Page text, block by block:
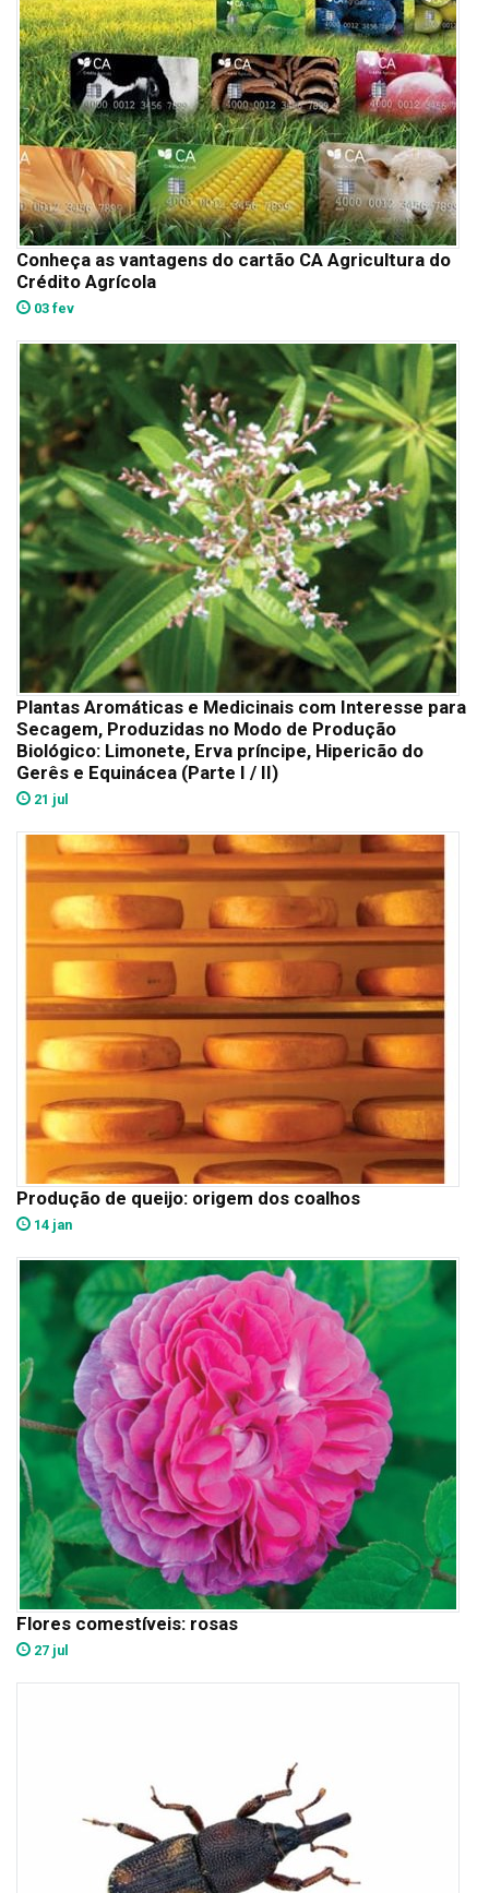
Conheça as vantagens do cartão CA Agricultura do
Crédito Agrícola
03 fev
Plantas Aromáticas e Medicinais com Interesse para
Secagem, Produzidas no Modo de Produção
Biológico: Limonete, Erva príncipe, Hipericão do
Gerês e Equinácea (Parte I / II)
21 jul
Produção de queijo: origem dos coalhos
14 jan
Flores comestíveis: rosas
27 jul